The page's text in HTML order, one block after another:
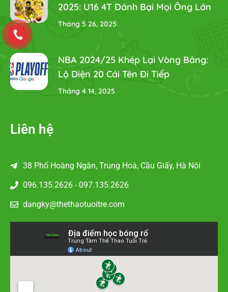
2025: U16 4T Đánh Bại Mọi Ông Lớn
Tháng 5 26, 2025
NBA 2024/25 Khép Lại Vòng Bảng:
Lộ Diện 20 Cái Tên Đi Tiếp
Tháng 4 14, 2025
Liên hệ
38 Phố Hoàng Ngân, Trung Hoà, Cầu Giấy, Hà Nội
096.135.2626 - 097.135.2626
dangky@thethaotuoitre.com